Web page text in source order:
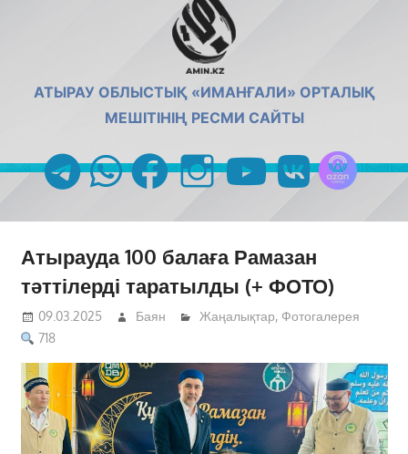
АТЫРАУ ОБЛЫСТЫҚ «ИМАНҒАЛИ» ОРТАЛЫҚ
МЕШІТІНІҢ РЕСМИ САЙТЫ
telegramwhatsappfacebookinstagramyoutubevk
Атырауда 100 балаға Рамазан
тәттілерді таратылды (+ ФОТО)
09.03.2025 Баян Жаңалықтар, Фотогалерея
718